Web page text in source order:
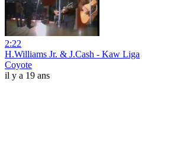
2:22
H.Williams Jr. & J.Cash - Kaw Liga
Coyote
il y a 19 ans